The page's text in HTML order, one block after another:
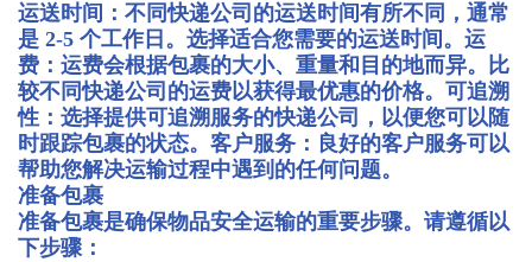
运送时间：不同快递公司的运送时间有所不同，通常
是 2-5 个工作日。选择适合您需要的运送时间。运
费：运费会根据包裹的大小、重量和目的地而异。比
较不同快递公司的运费以获得最优惠的价格。可追溯
性：选择提供可追溯服务的快递公司，以便您可以随
时跟踪包裹的状态。客户服务：良好的客户服务可以
帮助您解决运输过程中遇到的任何问题。
准备包裹
准备包裹是确保物品安全运输的重要步骤。请遵循以
下步骤：